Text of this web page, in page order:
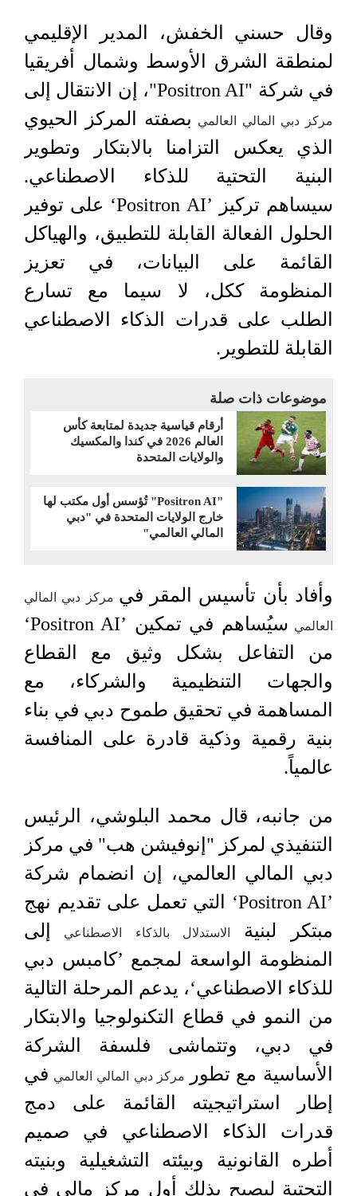
وقال حسني الخفش، المدير الإقليمي
لمنطقة الشرق الأوسط وشمال أفريقيا
في شركة "Positron AI"، إن الانتقال إلى
مركز دبي المالي العالمي بصفته المركز الحيوي
الذي يعكس التزامنا بالابتكار وتطوير
البنية التحتية للذكاء الاصطناعي.
سيساهم تركيز ’Positron AI‘ على توفير
الحلول الفعالة القابلة للتطبيق، والهياكل
القائمة على البيانات، في تعزيز
المنظومة ككل، لا سيما مع تسارع
الطلب على قدرات الذكاء الاصطناعي
القابلة للتطوير.
موضوعات ذات صلة
أرقام قياسية جديدة لمتابعة كأس
العالم 2026 في كندا والمكسيك
والولايات المتحدة
"Positron AI" تُؤسس أول مكتب لها
خارج الولايات المتحدة في "دبي
المالي العالمي"
وأفاد بأن تأسيس المقر في مركز دبي المالي
العالمي
سيُساهم في تمكين ’Positron AI‘
من التفاعل بشكل وثيق مع القطاع
والجهات التنظيمية والشركاء، مع
المساهمة في تحقيق طموح دبي في بناء
بنية رقمية وذكية قادرة على المنافسة
عالمياً.
من جانبه، قال محمد البلوشي، الرئيس
التنفيذي لمركز "إنوفيشن هب" في مركز
دبي المالي العالمي، إن انضمام شركة
’Positron AI‘ التي تعمل على تقديم نهج
مبتكر لبنية الاستدلال بالذكاء الاصطناعي
إلى
المنظومة الواسعة لمجمع ’كامبس دبي
للذكاء الاصطناعي‘، يدعم المرحلة التالية
من النمو في قطاع التكنولوجيا والابتكار
في دبي، وتتماشى فلسفة الشركة
الأساسية مع تطور
مركز دبي المالي العالمي في
إطار استراتيجيته القائمة على دمج
قدرات الذكاء الاصطناعي في صميم
أطره القانونية وبيئته التشغيلية وبنيته
التحتية ليصبح بذلك أول مركز مالي في